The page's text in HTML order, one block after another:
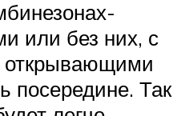
или без них, с
посередине. Так